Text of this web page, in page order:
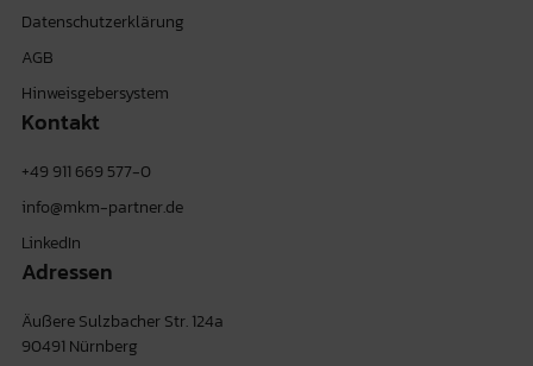
Datenschutzerklärung
AGB
Hinweisgebersystem
Kontakt
+49 911 669 577-0
info@mkm-partner.de
LinkedIn
Adressen
Äußere Sulzbacher Str. 124a
90491 Nürnberg